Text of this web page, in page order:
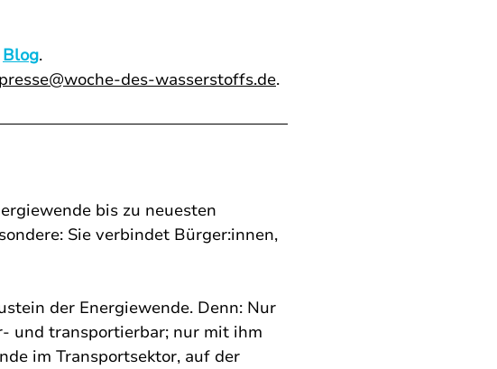
Blog.
presse@woche-des-wasserstoffs.de.
bis zu neuesten
Sie verbindet Bürger:innen,
der Energiewende. Denn: Nur
und transportierbar; nur mit ihm
im Transportsektor, auf der